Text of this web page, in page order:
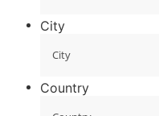
City
Country